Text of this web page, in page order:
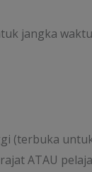
jangka
(terbuka
ATAU